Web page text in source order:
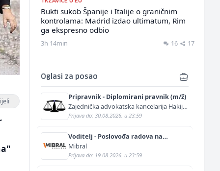
Bukti sukob Španije i Italije o graničnim
kontrolama: Madrid izdao ultimatum, Rim
ga ekspresno odbio
3h 14min 16 17
Oglasi za posao
Pripravnik - Diplomirani pravnik (m/ž)
Zajednička advokatska kancelarija Hakija
Kurtović i Adis Kurtović
Prijava do: 30.08.2026. u 23:59
Voditelj - Poslovođa radova na
gradilištu (m/ž)
Mibral
Prijava do: 19.08.2026. u 23:59